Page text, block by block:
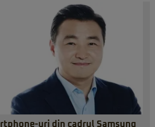
uri din cadrul Samsung